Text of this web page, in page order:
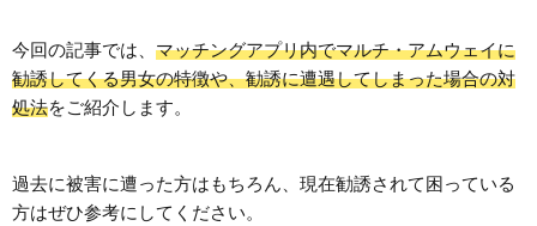
今回の記事では、 マッチングアプリ内でマルチ・アムウェイに
勧誘してくる男女の特徴や、勧誘に遭遇してしまった場合の対
処法をご紹介します。
過去に被害に遭った方はもちろん、現在勧誘されて困っている
方はぜひ参考にしてください。